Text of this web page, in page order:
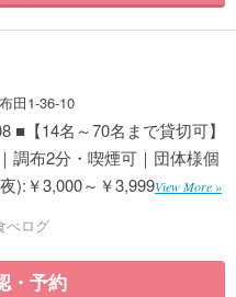
田1-36-10
14名～70名まで貸切可】
調布2分・喫煙可｜団体様個
):￥3,000～￥3,999View More »
べログ
・予約